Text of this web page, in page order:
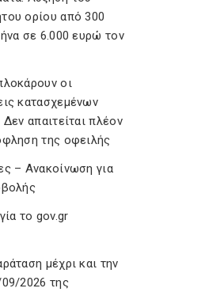
ορίου από 300
σε 6.000 ευρώ τον
οι
κατασχεμένων
απαιτείται πλέον
της οφειλής
– Ανακοίνωση για
το gov.gr
μέχρι και την
2026 της